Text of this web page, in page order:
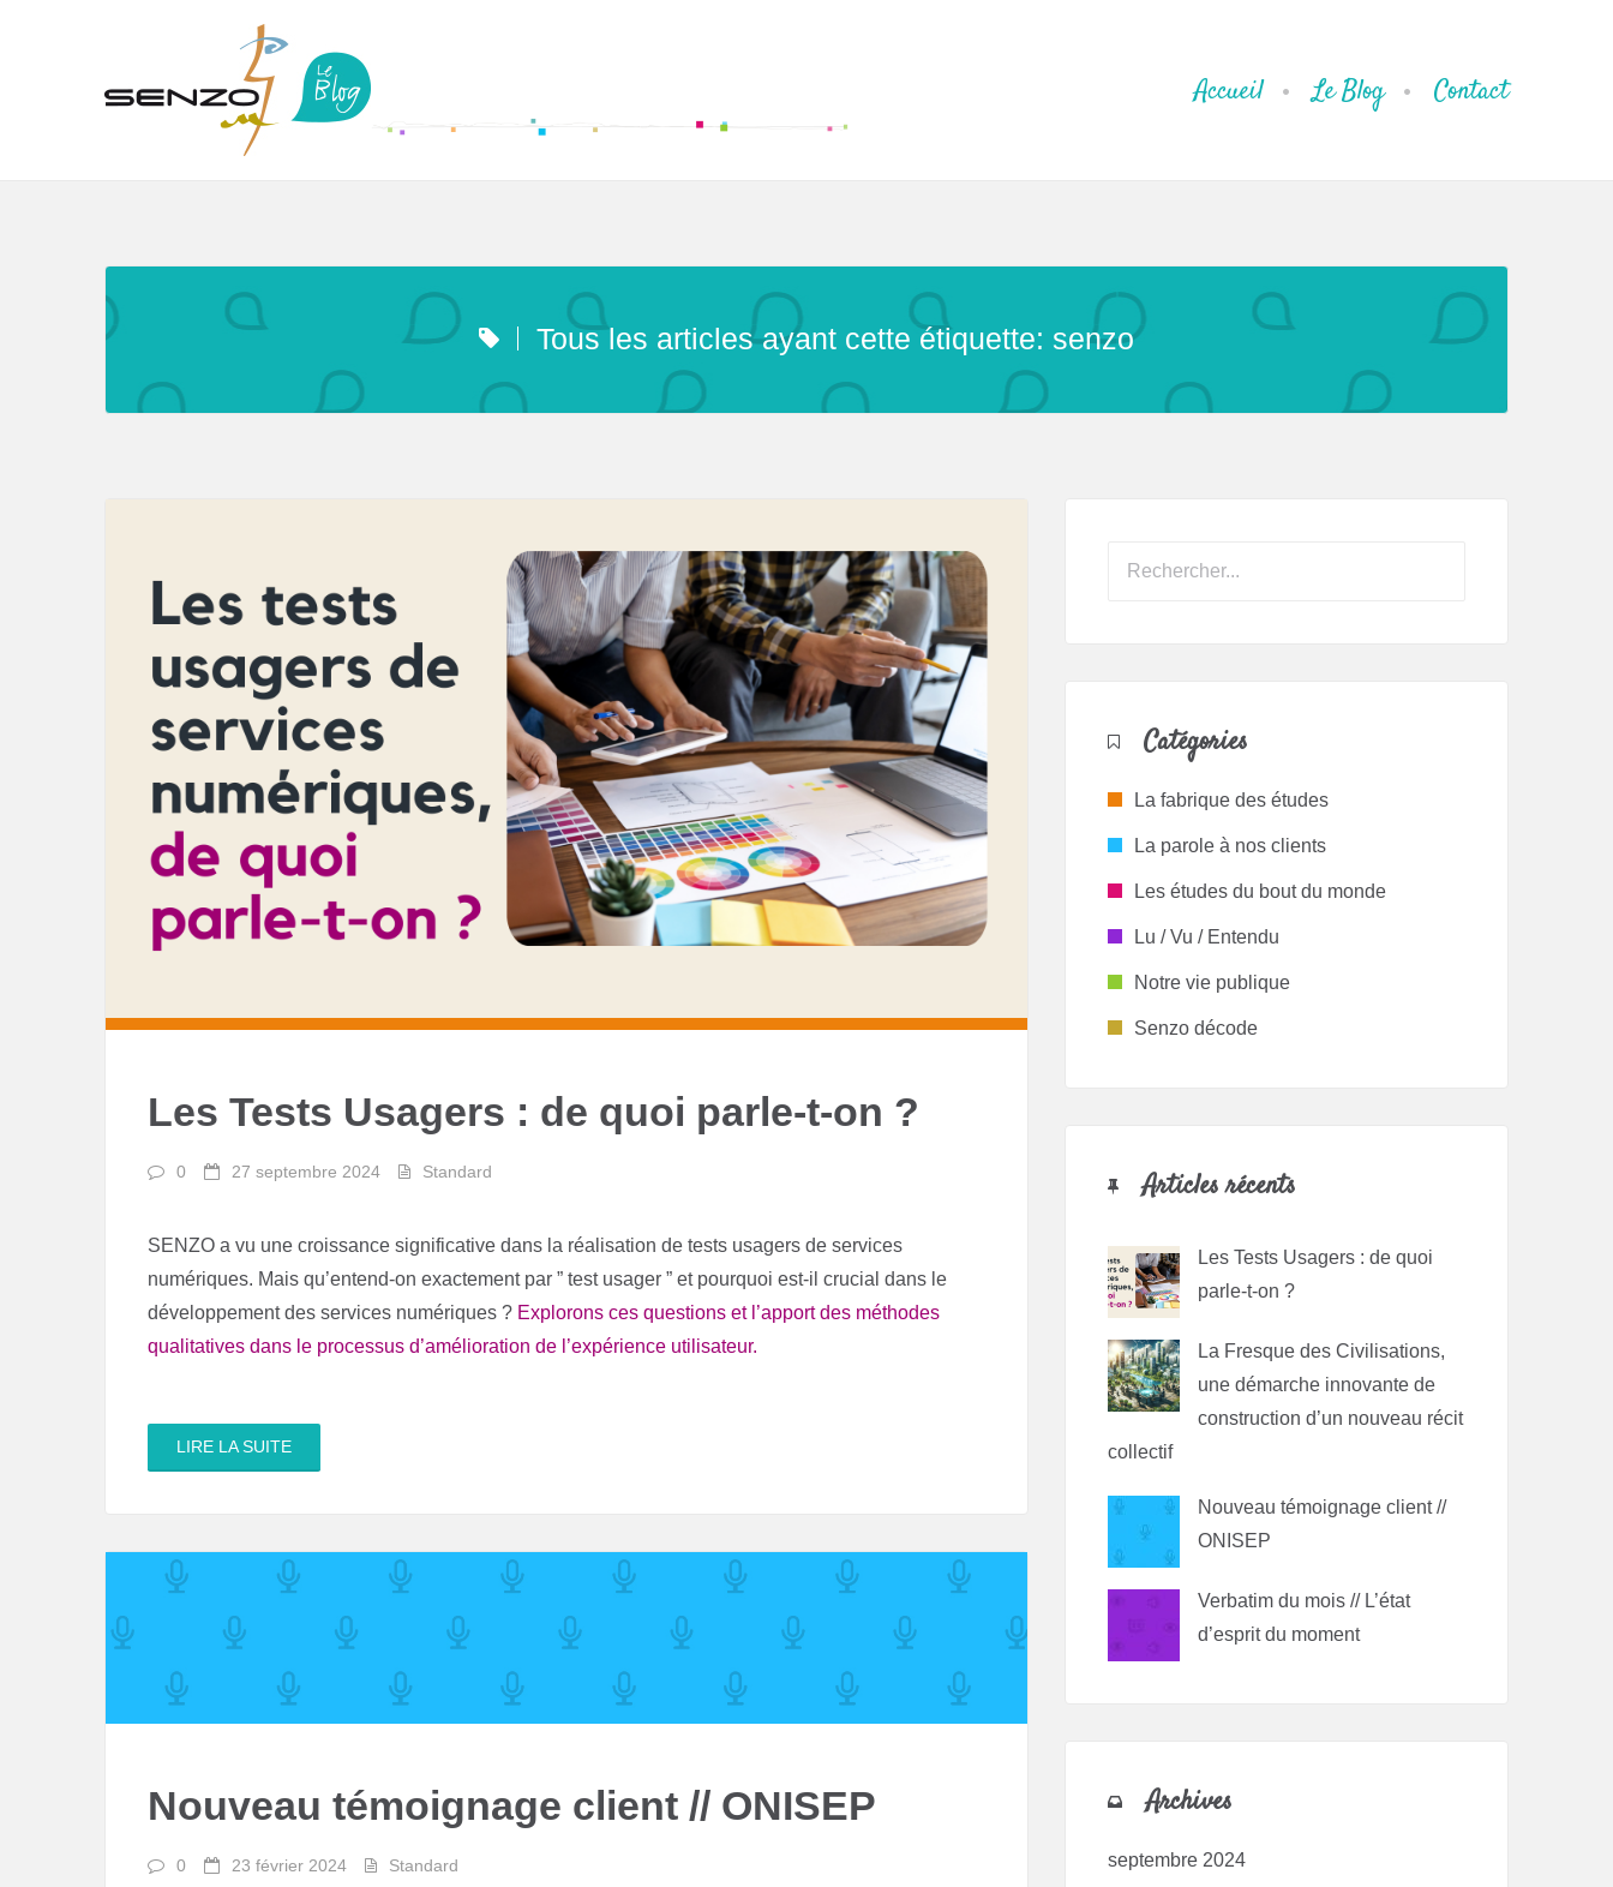
Accueil Le Blog Contact
Tous les articles ayant cette étiquette: senzo
Les Tests Usagers : de quoi parle-t-on ?
0 27 septembre 2024 Standard
SENZO a vu une croissance significative dans la réalisation de tests usagers de services
numériques. Mais qu’entend-on exactement par ” test usager ” et pourquoi est-il crucial dans le
développement des services numériques ? Explorons ces questions et l’apport des méthodes
qualitatives dans le processus d’amélioration de l’expérience utilisateur.
LIRE LA SUITE
Nouveau témoignage client // ONISEP
0 23 février 2024 Standard
Catégories
La fabrique des études
La parole à nos clients
Les études du bout du monde
Lu / Vu / Entendu
Notre vie publique
Senzo décode
Articles récents
Les Tests Usagers : de quoi
parle-t-on ?
La Fresque des Civilisations,
une démarche innovante de
construction d’un nouveau récit
collectif
Nouveau témoignage client //
ONISEP
Verbatim du mois // L’état
d’esprit du moment
Archives
septembre 2024